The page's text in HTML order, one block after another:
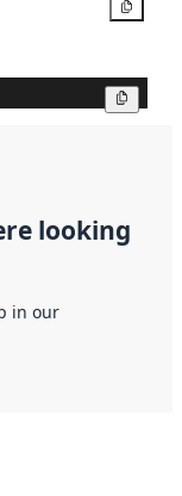
looking
in our